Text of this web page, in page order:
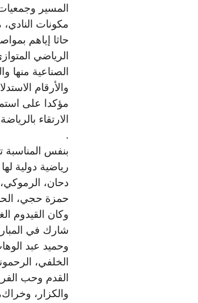
المسير
مكونات النادي،
حاثا إياهم
الرياضي
الصناعية منها
والأرقام
مؤكدا على
الارتقاء
.
بنفس المناسبة
رياضية دولية
دحان،
حمزة حجي،
وكان القيدوم
شارك في
وحميد عبد
الخلفي،
القدم وحب
والكزار،